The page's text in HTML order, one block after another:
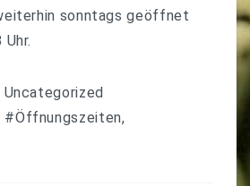
sonntags geöffnet
Uncategorized
#Öffnungszeiten,